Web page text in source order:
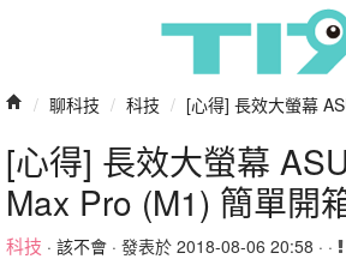
/ 聊科技 / 科技 / [心得] 長效大螢幕
[心得] 長效大螢幕
Max Pro (M1) 簡單開
科技 · 該不會 · 發表於 2018-08-06 20:58 · ·